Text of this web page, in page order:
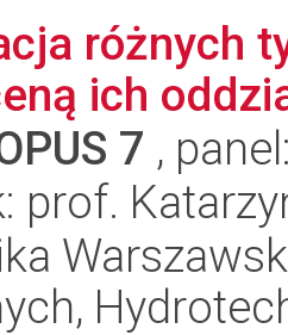
różnych
ich
7 ,
prof.